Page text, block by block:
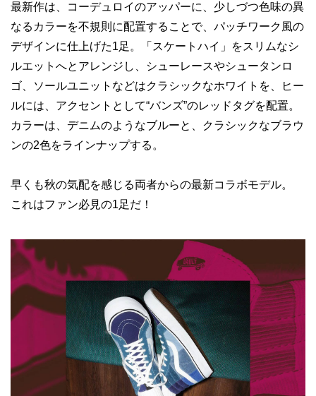
最新作は、コーデュロイのアッパーに、少しづつ色味の異
なるカラーを不規則に配置することで、パッチワーク風の
デザインに仕上げた1足。「スケートハイ」をスリムなシ
ルエットへとアレンジし、シューレースやシュータンロ
ゴ、ソールユニットなどはクラシックなホワイトを、ヒー
ルには、アクセントとして“バンズ”のレッドタグを配置。
カラーは、デニムのようなブルーと、クラシックなブラウ
ンの2色をラインナップする。
早くも秋の気配を感じる両者からの最新コラボモデル。
これはファン必見の1足だ！